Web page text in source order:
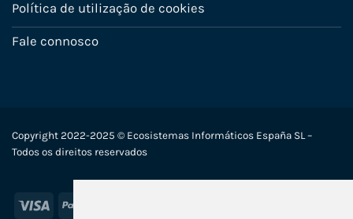
Política de utilização de cookies
Fale connosco
Copyright 2022-2025 © Ecosistemas Informáticos España SL –
Todos os direitos reservados
Visa